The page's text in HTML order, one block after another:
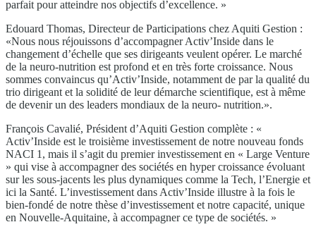
parfait pour atteindre nos objectifs d’excellence. »
Edouard Thomas, Directeur de Participations chez Aquiti Gestion :
«Nous nous réjouissons d’accompagner Activ’Inside dans le
changement d’échelle que ses dirigeants veulent opérer. Le marché
de la neuro-nutrition est profond et en très forte croissance. Nous
sommes convaincus qu’Activ’Inside, notamment de par la qualité du
trio dirigeant et la solidité de leur démarche scientifique, est à même
de devenir un des leaders mondiaux de la neuro- nutrition.».
François Cavalié, Président d’Aquiti Gestion complète : «
Activ’Inside est le troisième investissement de notre nouveau fonds
NACI 1, mais il s’agit du premier investissement en « Large Venture
» qui vise à accompagner des sociétés en hyper croissance évoluant
sur les sous-jacents les plus dynamiques comme la Tech, l’Energie et
ici la Santé. L’investissement dans Activ’Inside illustre à la fois le
bien-fondé de notre thèse d’investissement et notre capacité, unique
en Nouvelle-Aquitaine, à accompagner ce type de sociétés. »